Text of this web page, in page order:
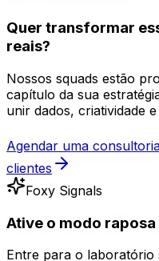
Quer transformar
reais?
Nossos squads estão
capítulo da sua
unir dados, criatividade
Agendar uma
clientes
Foxy Signals
Ative o modo
Entre para o laboratório